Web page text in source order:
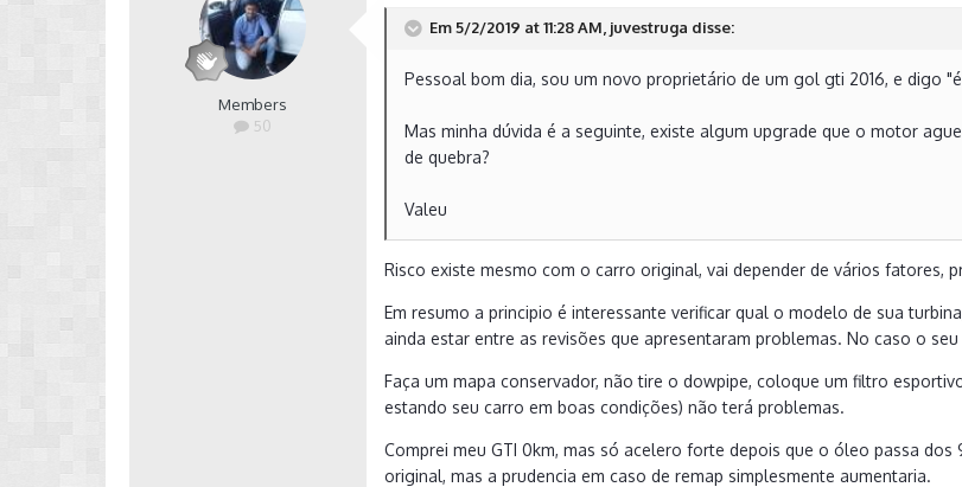
Members
50
Em 5/2/2019 at 11:28 AM, juvestruga disse:
Pessoal bom dia, sou um novo proprietário de um gol gti 2016, e digo
Mas minha dúvida é a seguinte, existe algum upgrade que o motor
de quebra?
Valeu
Risco existe mesmo com o carro original, vai depender de vários fatores,
Em resumo a principio é interessante verificar qual o modelo de sua
ainda estar entre as revisões que apresentaram problemas. No caso o seu
Faça um mapa conservador, não tire o dowpipe, coloque um filtro
estando seu carro em boas condições) não terá problemas.
Comprei meu GTI 0km, mas só acelero forte depois que o óleo passa
original, mas a prudencia em caso de remap simplesmente aumentaria.